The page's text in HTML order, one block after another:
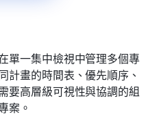
單一集中檢視中管理多個專
計畫的時間表、優先順序、
要高層級可視性與協調的組
案。